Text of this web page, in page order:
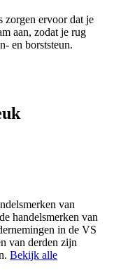
zorgen ervoor dat je
aan, zodat je rug
en borststeun.
van
handelsmerken van
in de VS
van derden zijn
Bekijk alle